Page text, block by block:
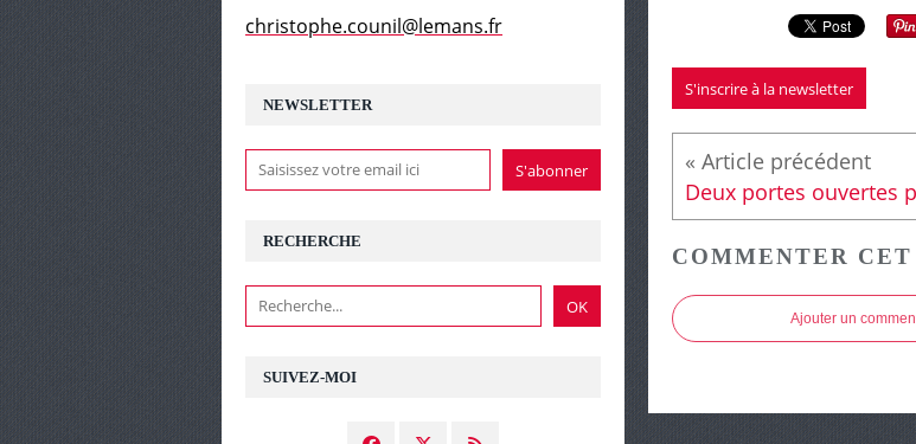
S'inscrire à la newsletter
COMMENTER
Ajouter un
NEWSLETTER
SUIVEZ-MOI
RECHERCHE
christophe.counil@lemans.fr